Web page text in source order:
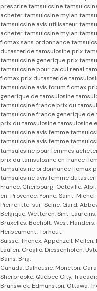
prescrire tamsulosine
acheter tamsulosine mylan
tamsulosine avis utilisateur
acheter tamsulosine mylan
flomax sans ordonnance
dutasteride tamsulosine prix
tamsulosine generique prix
tamsulosine pour calcul renal
flomax prix dutasteride
tamsulosine avis forum flomax
generique de tamsulosine
tamsulosine france prix du
tamsulosine france generique de
prix du tamsulosine tamsulosine
tamsulosine avis femme
tamsulosine avis femme
tamsulosine pour femmes
prix du tamsulosine en france
tamsulosine ordonnance flomax
tamsulosine avis femme
France: Cherbourg-Octeville,
en-Provence, Yonne, Saint-
Pierrefitte-sur-Seine, Gard,
Belgique: Wetteren, Sint-
Bruxelles, Bocholt, West
Herbeumont, Torhout.
Suisse: Thônex, Appenzell,
Laufen, Croglio, Diessenhofen,
Bains, Brig.
Canada: Dalhousie, Moncton,
Sherbrooke, Québec City,
Brunswick, Edmunston, Ottawa,